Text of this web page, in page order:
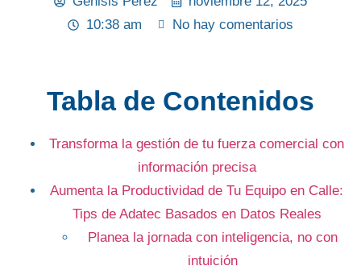
10:38 am
No hay comentarios
Tabla de Contenidos
Transforma la gestión de tu fuerza comercial con
información precisa
Aumenta la Productividad de Tu Equipo en Calle:
Tips de Adatec Basados en Datos Reales
Planea la jornada con inteligencia, no con
intuición